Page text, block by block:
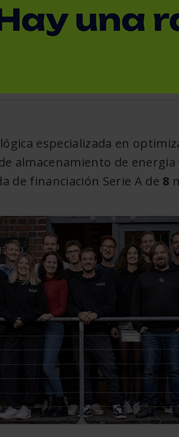
su
por IA
especializada en
almacenamiento de
de financiación Serie A de 8